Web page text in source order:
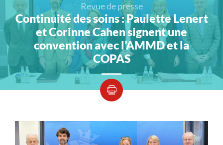
Revue de presse
Continuité des soins : Paulette Lenert
et Corinne Cahen signent une
convention avec l’AMMD et la
COPAS